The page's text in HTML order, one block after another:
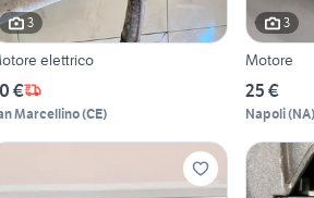
3
elettrico
€
Marcellino(CE)
3
Motore
25 €
Napoli(NA)